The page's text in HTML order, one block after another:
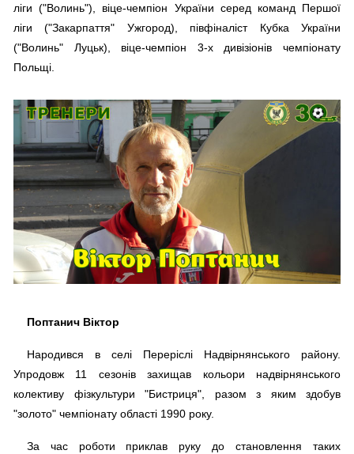
ліги ("Волинь"), віце-чемпіон України серед команд Першої
ліги ("Закарпаття" Ужгород), півфіналіст Кубка України
("Волинь" Луцьк), віце-чемпіон 3-х дивізіонів чемпіонату
Польщі.
Поптанич Віктор
Народився в селі Переріслі Надвірнянського району.
Упродовж 11 сезонів захищав кольори надвірнянського
колективу фізкультури "Бистриця", разом з яким здобув
"золото" чемпіонату області 1990 року.
За час роботи приклав руку до становлення таких